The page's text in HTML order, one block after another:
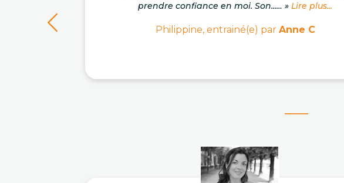
prendre confiance en moi. Son...… » Lire plus...
Philippine, entrainé(e) par Anne C